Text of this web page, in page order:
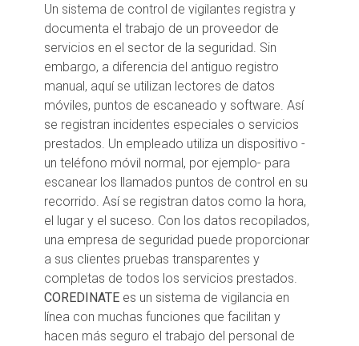
Un sistema de control de vigilantes registra y
documenta el trabajo de un proveedor de
servicios en el sector de la seguridad. Sin
embargo, a diferencia del antiguo registro
manual, aquí se utilizan lectores de datos
móviles, puntos de escaneado y software. Así
se registran incidentes especiales o servicios
prestados. Un empleado utiliza un dispositivo -
un teléfono móvil normal, por ejemplo- para
escanear los llamados puntos de control en su
recorrido. Así se registran datos como la hora,
el lugar y el suceso. Con los datos recopilados,
una empresa de seguridad puede proporcionar
a sus clientes pruebas transparentes y
completas de todos los servicios prestados.
COREDINATE es un sistema de vigilancia en
línea con muchas funciones que facilitan y
hacen más seguro el trabajo del personal de